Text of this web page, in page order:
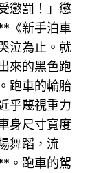
懲罰！」懲
《新手泊車
泣為止。就
來的黑色跑
跑車的輪胎
乎蔑視重力
身尺寸寬度
舞蹈，流
。跑車的駕